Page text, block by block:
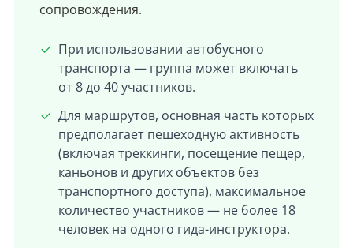
сопровождения.
При использовании автобусного
транспорта — группа может включать
от 8 до 40 участников.
Для маршрутов, основная часть которых
предполагает пешеходную активность
(включая треккинги, посещение пещер,
каньонов и других объектов без
транспортного доступа), максимальное
количество участников — не более 18
человек на одного гида-инструктора.